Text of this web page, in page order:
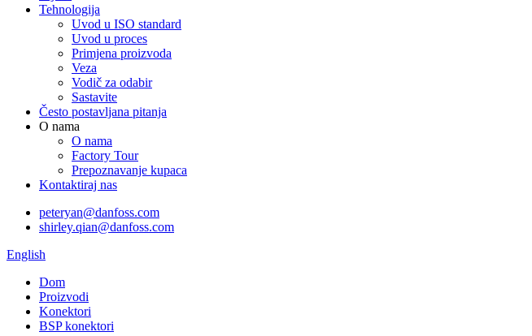
Tehnologija
Uvod u ISO standard
Uvod u proces
Primjena proizvoda
Veza
Vodič za odabir
Sastavite
Često postavljana pitanja
O nama
O nama
Factory Tour
Prepoznavanje kupaca
Kontaktiraj nas
peteryan@danfoss.com
shirley.qian@danfoss.com
English
Dom
Proizvodi
Konektori
BSP konektori